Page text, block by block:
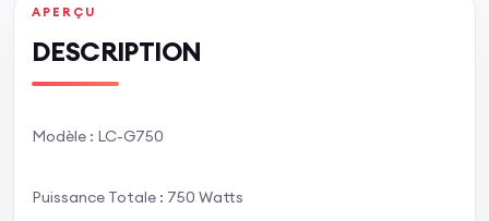
APERÇU
DESCRIPTION
Modèle : LC-G750
Puissance Totale : 750 Watts